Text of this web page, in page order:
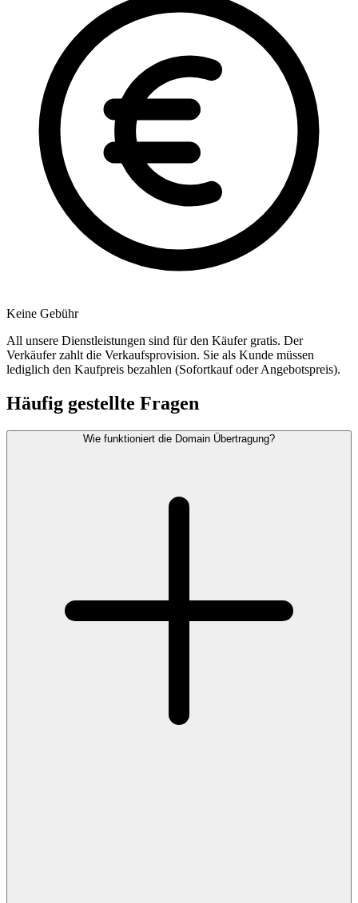
Keine Gebühr
All unsere Dienstleistungen sind für den Käufer gratis. Der
Verkäufer zahlt die Verkaufsprovision. Sie als Kunde müssen
lediglich den Kaufpreis bezahlen (Sofortkauf oder Angebotspreis).
Häufig gestellte Fragen
Wie funktioniert die Domain Übertragung?